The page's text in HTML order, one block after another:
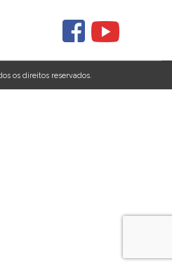
os direitos reservados.